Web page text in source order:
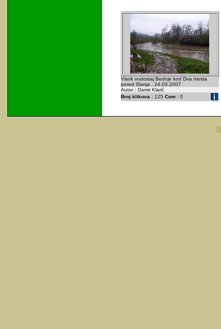
Visok vodostaj Bednje kod Dva mosta
pored Slanja . 24.03.2007
Autor : Damir Klarić
Broj klikova :125 Com :0